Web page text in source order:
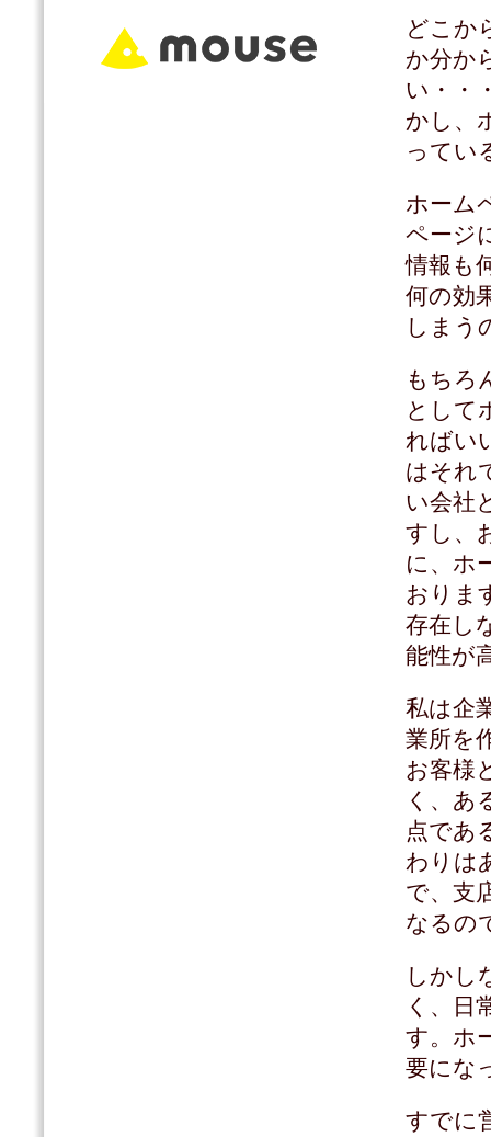
どこか
か分か
い・・
かし、
ってい
ホーム
ページ
情報も
何の効
しまう
もちろ
として
ればい
はそれ
い会社
すし、
に、ホ
おりま
存在し
能性が
私は企
業所を
お客様
く、あ
点であ
わりは
で、支
なるの
しかし
く、日
す。ホ
要にな
すでに